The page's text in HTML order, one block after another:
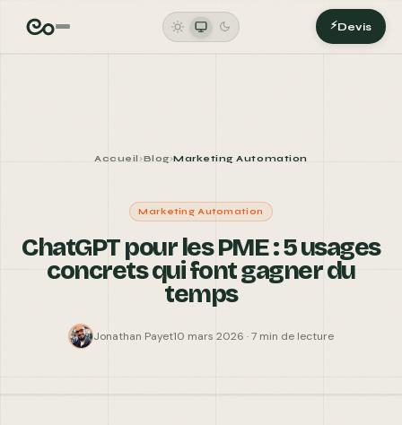
AGENCE DIGITALE FERMER
TÉLÉPHONE
EMAIL *
⚡Devis
Accueil ›Blog›Marketing Automation
Marketing Automation
ChatGPT pour les PME : 5 usages
concrets qui font gagner du
temps
Jonathan Payet10 mars 2026 · 7 min de lecture